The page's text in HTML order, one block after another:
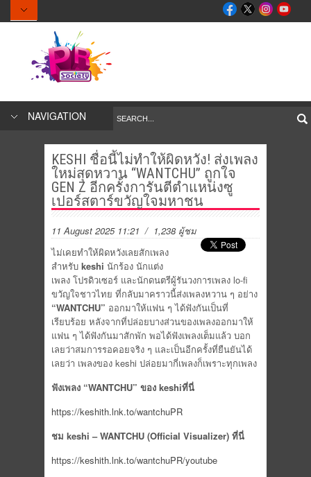
NAVIGATION
KESHI ชื่อนี้ไม่ทำให้ผิดหวัง! ส่งเพลง
ใหม่สุดหวาน “WANTCHU” ถูกใจ
GEN Z อีกครั้งการันตีตำแหน่งซู
เปอร์สตาร์ขวัญใจมหาชน
11 August 2025 11:21 / 1,238 ผู้ชม
ไม่เคยทำให้ผิดหวังเลยสักเพลง
สำหรับ keshi นักร้อง นักแต่ง
เพลง โปรดิวเซอร์ และนักดนตรีผู้รันวงการเพลง lo-fi
ขวัญใจชาวไทย ที่กลับมาคราวนี้ส่งเพลงหวาน ๆ อย่าง
“WANTCHU” ออกมาให้แฟน ๆ ได้ฟังกันเป็นที่
เรียบร้อย หลังจากที่ปล่อยบางส่วนของเพลงออกมาให้
แฟน ๆ ได้ฟังกันมาสักพัก พอได้ฟังเพลงเต็มแล้ว บอก
เลยว่าสมการรอคอยจริง ๆ และเป็นอีกครั้งที่ยืนยันได้
เลยว่า เพลงของ keshi ปล่อยมากี่เพลงก็เพราะทุกเพลง
ฟังเพลง “WANTCHU” ของ keshiที่นี่
https://keshith.lnk.to/wantchuPR
ชม keshi – WANTCHU (Official Visualizer) ที่นี่
https://keshith.lnk.to/wantchuPR/youtube